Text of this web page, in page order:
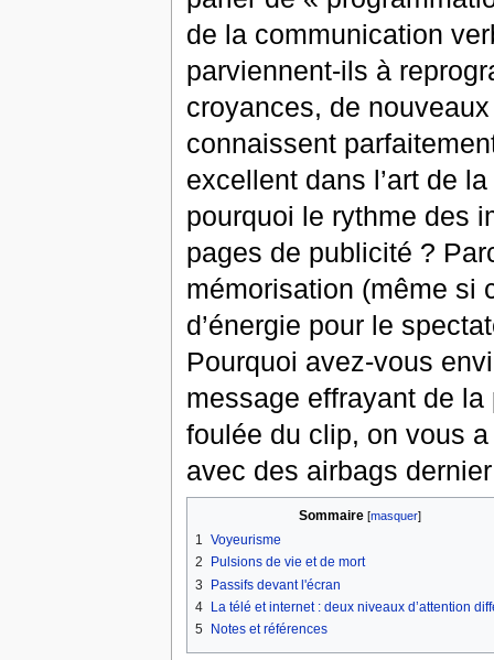
de la communication
parviennent-ils à
croyances, de
connaissent
excellent dans l’art de
pourquoi le rythme des
pages de publicité ?
mémorisation (même si
d’énergie pour le
Pourquoi avez-vous
message effrayant de
foulée du clip, on vous
avec des airbags
Sommaire [masquer]
1 Voyeurisme
2
Pulsions de vie et de mort
3
Passifs devant l'écran
4 La télé et internet : deux niveaux d’attention
5
Notes et références